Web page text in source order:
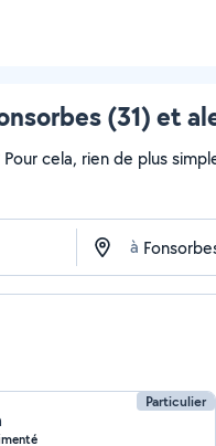
(31) et
cela, rien de plus
à
Particulier